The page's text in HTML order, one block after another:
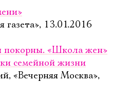
газета», 13.01.2016
покорны. «Школа жен»
семейной жизни
«Вечерняя Москва»,